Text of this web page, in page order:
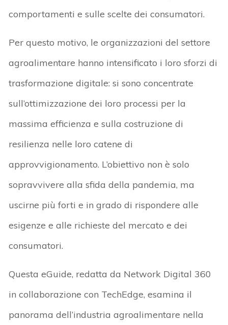
comportamenti e sulle scelte dei consumatori.
Per questo motivo, le organizzazioni del settore
agroalimentare hanno intensificato i loro sforzi di
trasformazione digitale: si sono concentrate
sull’ottimizzazione dei loro processi per la
massima efficienza e sulla costruzione di
resilienza nelle loro catene di
approvvigionamento. L’obiettivo non è solo
sopravvivere alla sfida della pandemia, ma
uscirne più forti e in grado di rispondere alle
esigenze e alle richieste del mercato e dei
consumatori.
Questa eGuide, redatta da Network Digital 360
in collaborazione con TechEdge, esamina il
panorama dell’industria agroalimentare nella